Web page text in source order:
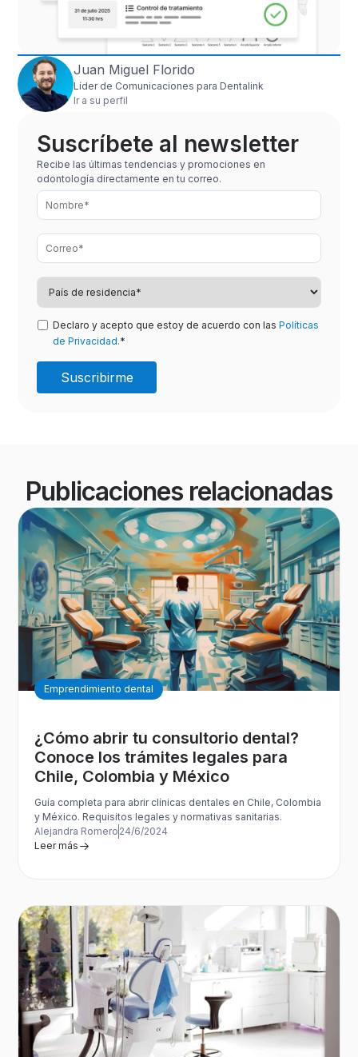
Juan Miguel Florido
Líder de Comunicaciones para Dentalink
Ir a su perfil
Suscríbete al newsletter
Recibe las últimas tendencias y promociones en
odontología directamente en tu correo.
Declaro y acepto que estoy de acuerdo con lasPolíticas
de Privacidad.*
Publicaciones relacionadas
Emprendimiento dental
¿Cómo abrir tu consultorio dental?
Conoce los trámites legales para
Chile, Colombia y México‍
Guía completa para abrir clínicas dentales en Chile, Colombia
y México. Requisitos legales y normativas sanitarias.
Alejandra Romero 24/6/2024
Leer más